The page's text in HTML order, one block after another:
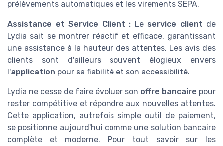
prélèvements automatiques et les virements SEPA.
Assistance et Service Client : Le service client de
Lydia sait se montrer réactif et efficace, garantissant
une assistance à la hauteur des attentes. Les avis des
clients sont d'ailleurs souvent élogieux envers
l'application pour sa fiabilité et son accessibilité.
Lydia ne cesse de faire évoluer son offre bancaire pour
rester compétitive et répondre aux nouvelles attentes.
Cette application, autrefois simple outil de paiement,
se positionne aujourd'hui comme une solution bancaire
complète et moderne. Pour tout savoir sur les